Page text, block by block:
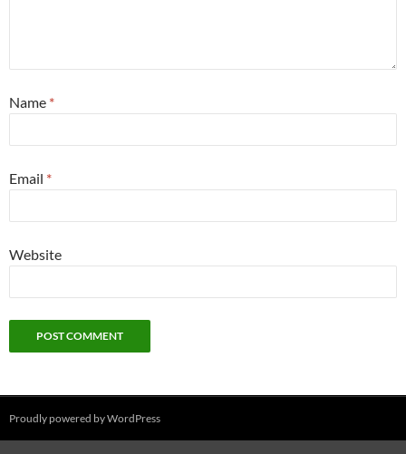
Name *
Email *
Website
Proudly powered by WordPress